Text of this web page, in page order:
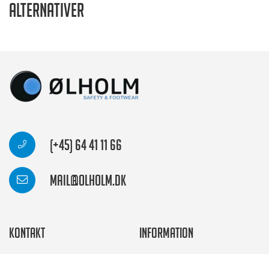
Alternativer
(+45) 64 41 11 66
mail@olholm.dk
Kontakt Information